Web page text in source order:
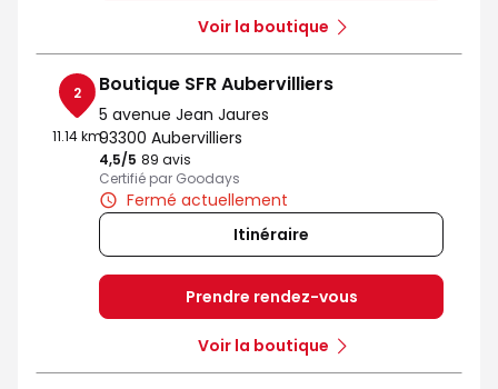
Voir la boutique
2
11.14 km
Boutique SFR Aubervilliers
5 avenue Jean Jaures
93300 Aubervilliers
4,5/5 Note de 4.5 sur 5
89 avis
Certifié par Goodays
Fermé actuellement
Itinéraire
Prendre rendez-vous
Voir la boutique